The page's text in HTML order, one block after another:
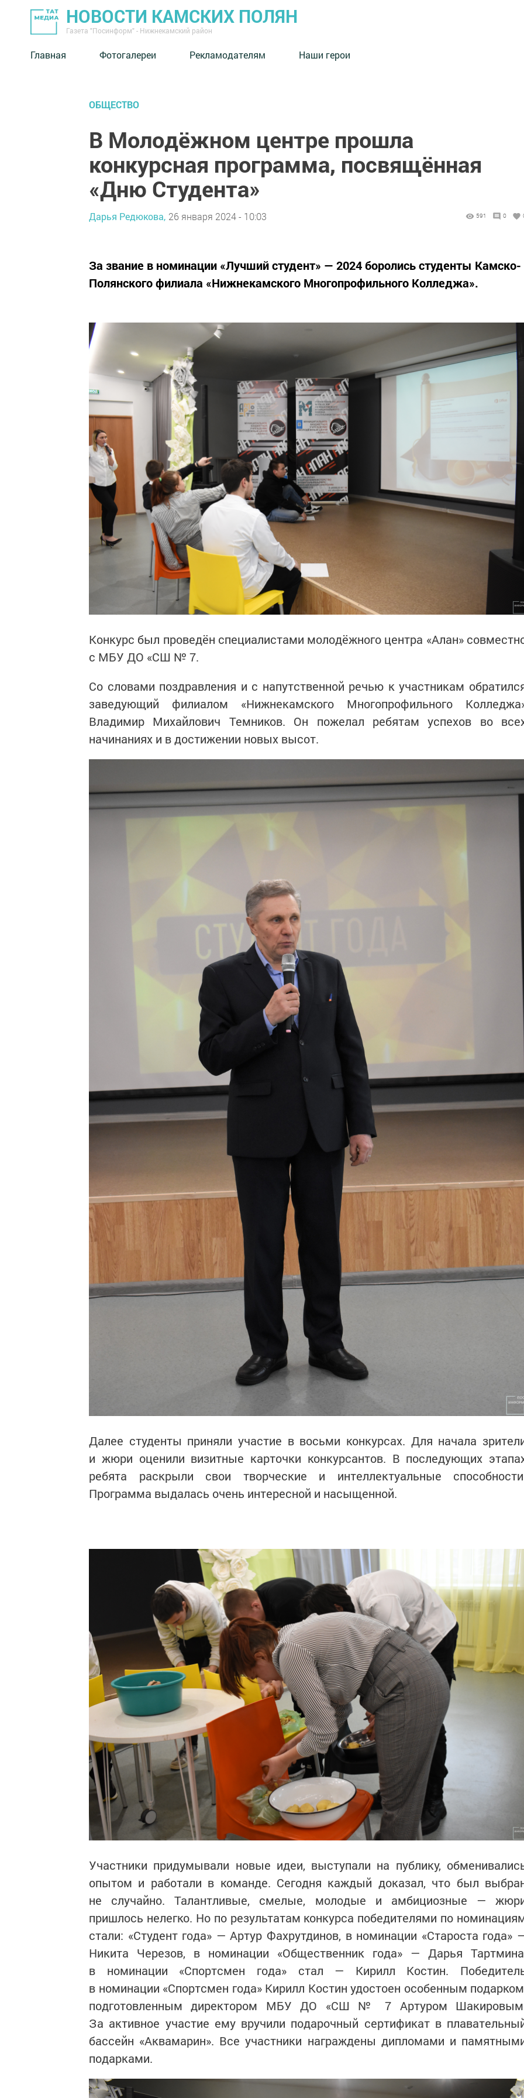
НОВОСТИ КАМСКИХ ПОЛЯН
Газета "Посинформ" - Нижнекамский район
Главная Фотогалереи Рекламодателям Наши герои
ОБЩЕСТВО
В Молодёжном центре прошла
конкурсная программа, посвящённая
«Дню Студента»
Дарья Редюкова, 26 января 2024 - 10:03 591 0
За звание в номинации «Лучший студент» — 2024 боролись студенты Камско-
Полянского филиала «Нижнекамского Многопрофильного Колледжа».
Конкурс был проведён специалистами молодёжного центра «Алан»
с МБУ ДО «СШ № 7.
Со словами поздравления и с напутственной речью к участникам
заведующий филиалом «Нижнекамского Многопрофильного
Владимир Михайлович Темников. Он пожелал ребятам успехов во
начинаниях и в достижении новых высот.
Далее студенты приняли участие в восьми конкурсах. Для начала
и жюри оценили визитные карточки конкурсантов. В последующих
ребята раскрыли свои творческие и интеллектуальные
Программа выдалась очень интересной и насыщенной.
Участники придумывали новые идеи, выступали на публику,
опытом и работали в команде. Сегодня каждый доказал, что был
не случайно. Талантливые, смелые, молодые и амбициозные —
пришлось нелегко. Но по результатам конкурса победителями по
стали: «Студент года» — Артур Фахрутдинов, в номинации «Староста года»
Никита Черезов, в номинации «Общественник года» — Дарья
в номинации «Спортсмен года» стал — Кирилл Костин.
в номинации «Спортсмен года» Кирилл Костин удостоен особенным
подготовленным директором МБУ ДО «СШ № 7 Артуром
За активное участие ему вручили подарочный сертификат в
бассейн «Аквамарин». Все участники награждены дипломами и
подарками.